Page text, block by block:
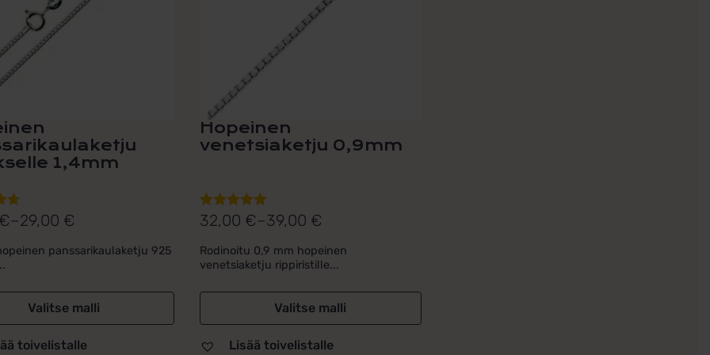
1,4mm
€–29,00 €
panssarikaulaketju 925
Valitse malli
toivelistalle
Hopeinen
venetsiaketju 0,9mm
Arvostelu
5.00/ 5
32,00 €–39,00 €
Hintaluokka:
32,00 €
-
39,00 €
Rodinoitu 0,9 mm hopeinen
venetsiaketju rippiristille...
Valitse malli
Lisää toivelistalle